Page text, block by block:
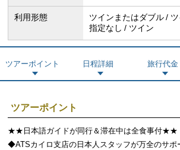
利用形態 ツインまたはダブル
指定なし
ツイン
ツアーポイント 日程詳細 旅行代金
ツアーポイント
★★日本語ガイドが同行＆滞在中は全食事付★★
◆ATSカイロ支店の日本人スタッフが万全のサポ